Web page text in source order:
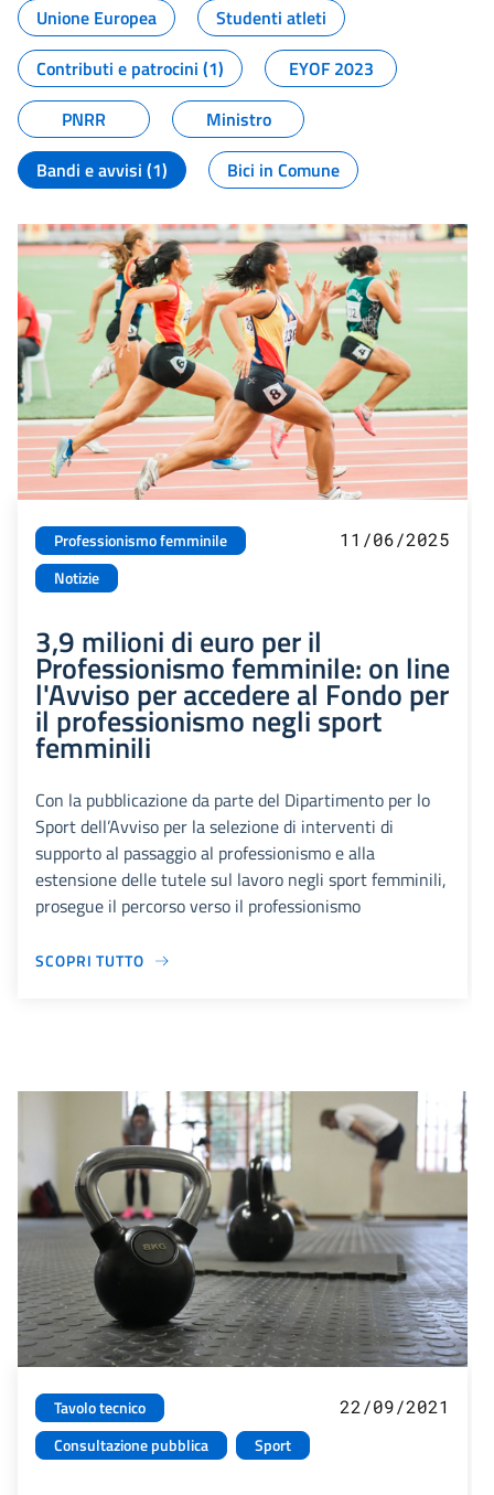
Unione Europea
Studenti atleti
Contributi e patrocini (1)
EYOF 2023
PNRR
Ministro
Bandi e avvisi (1)
Bici in Comune
Professionismo femminile
Notizie
11/06/2025
3,9 milioni di euro per il
Professionismo femminile: on line
l'Avviso per accedere al Fondo per
il professionismo negli sport
femminili
Con la pubblicazione da parte del Dipartimento per lo
Sport dell’Avviso per la selezione di interventi di
supporto al passaggio al professionismo e alla
estensione delle tutele sul lavoro negli sport femminili,
prosegue il percorso verso il professionismo
SCOPRI TUTTO
Tavolo tecnico
Consultazione pubblica
Sport
22/09/2021